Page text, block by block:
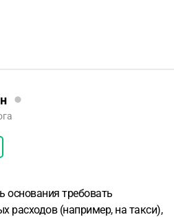
основания требовать
расходов (например, на такси),